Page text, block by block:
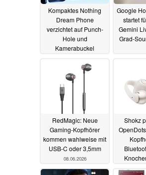
Kompaktes Nothing
Dream Phone
verzichtet auf Punch-
Hole und
Kamerabuckel
Google
startet
Gemini
Grad-
RedMagic: Neue
Gaming-Kopfhörer
kommen wahlweise mit
USB-C oder 3,5mm
08.06.2026
Shokz